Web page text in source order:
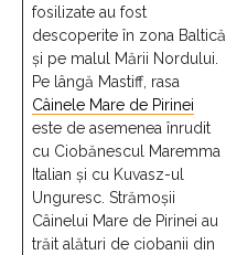
fosilizate au fost
descoperite în zona Baltică
și pe malul Mării Nordului.
Pe lângă Mastiff, rasa
Câinele Mare de Pirinei
este de asemenea înrudit
cu Ciobănescul Maremma
Italian și cu Kuvasz-ul
Unguresc. Strămoșii
Câinelui Mare de Pirinei au
trăit alături de ciobanii din